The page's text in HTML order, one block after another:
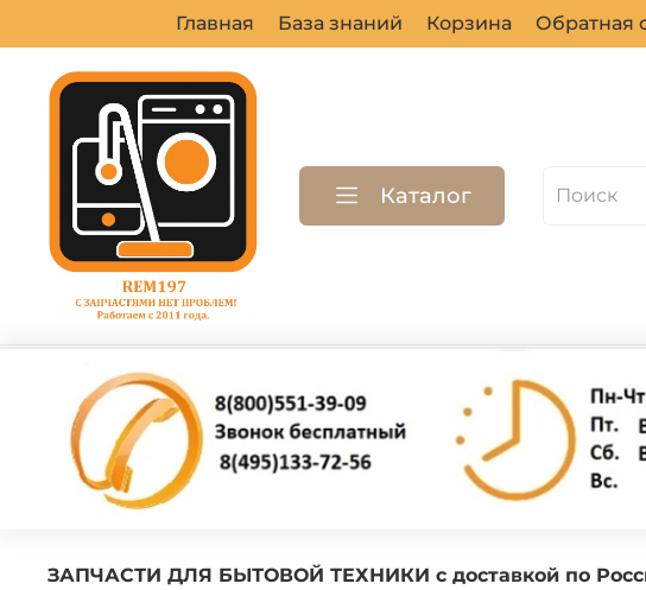
Главная База знаний Корзина Обратная
Каталог
ЗАПЧАСТИ ДЛЯ БЫТОВОЙ ТЕХНИКИ с